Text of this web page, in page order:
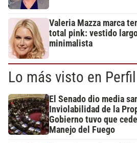
Valeria Mazza marca
total pink: vestido
minimalista
Lo más visto en Perfil
El Senado dio media
Inviolabilidad de la
Gobierno tuvo que
Manejo del Fuego